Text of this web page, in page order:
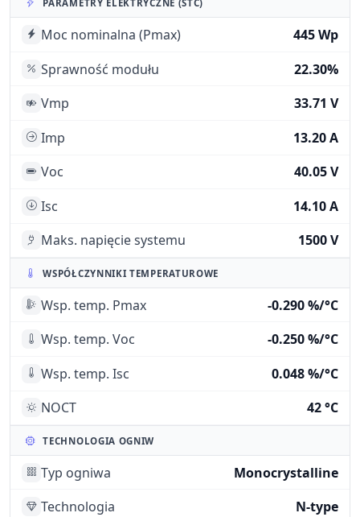
PARAMETRY ELEKTRYCZNE (STC)
Moc nominalna (Pmax)
445 Wp
Sprawność modułu
22.30%
Vmp
33.71 V
Imp
13.20 A
Voc
40.05 V
Isc
14.10 A
Maks. napięcie systemu
1500 V
WSPÓŁCZYNNIKI TEMPERATUROWE
Wsp. temp. Pmax
-0.290 %/°C
Wsp. temp. Voc
-0.250 %/°C
Wsp. temp. Isc
0.048 %/°C
NOCT
42 °C
TECHNOLOGIA OGNIW
Typ ogniwa
Monocrystalline
Technologia
N-type